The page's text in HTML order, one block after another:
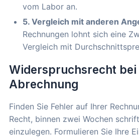
vom Labor an.
5. Vergleich mit anderen
Rechnungen lohnt sich eine
Vergleich mit
Widerspruchsrecht
Abrechnung
Finden Sie Fehler auf Ihrer
Recht, binnen zwei Wochen
einzulegen. Formulieren Sie Ihre